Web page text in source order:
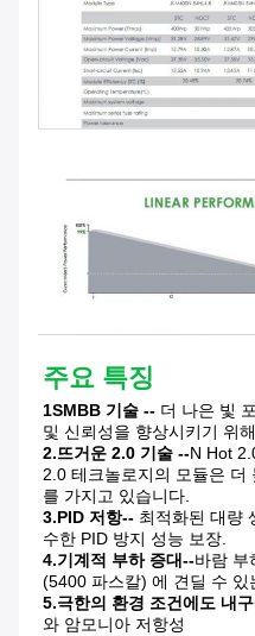
주요 특징
1SMBB 기술 -- 더 나은 빛
및 신뢰성을 향상시키기 위해.
2.뜨거운 2.0 기술 --N Hot
2.0 테크놀로지의 모듈은
를 가지고 있습니다.
3.PID 저항-- 최적화된 대량
수한 PID 방지 성능 보장.
4.기계적 부하 증대--바람 부
(5400 파스칼) 에 견딜 수 있
5.극한의 환경 조건에도 내
와 암모니아 저항성